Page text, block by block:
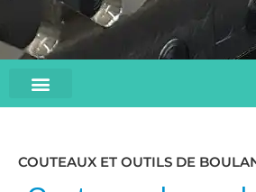
COUTEAUX ET OUTILS DE